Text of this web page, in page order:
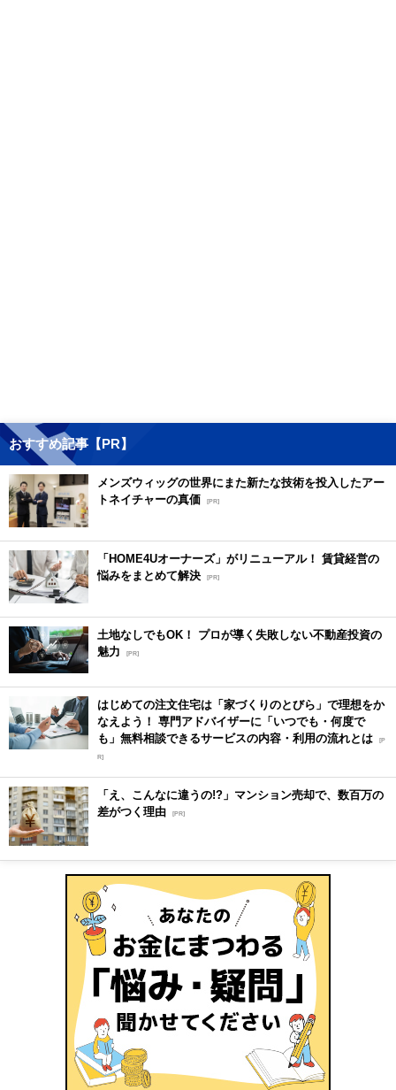
おすすめ記事【PR】
メンズウィッグの世界にまた新たな技術を投入したアー
トネイチャーの真価 [PR]
「HOME4Uオーナーズ」がリニューアル！ 賃貸経営の
悩みをまとめて解決 [PR]
土地なしでもOK！ プロが導く失敗しない不動産投資の
魅力
[PR]
はじめての注文住宅は「家づくりのとびら」で理想をか
なえよう！ 専門アドバイザーに「いつでも・何度で
も」無料相談できるサービスの内容・利用の流れとは [P
R]
「え、こんなに違うの!?」マンション売却で、数百万の
差がつく理由 [PR]